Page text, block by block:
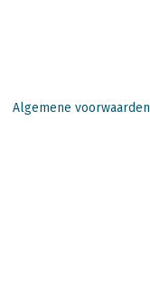
Algemene voorwaarden